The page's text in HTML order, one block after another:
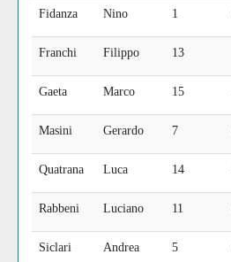
Fidanza Nino 1
Franchi Filippo 13
Gaeta Marco 15
Masini Gerardo 7
Quatrana Luca 14
Rabbeni Luciano 11
Siclari Andrea 5